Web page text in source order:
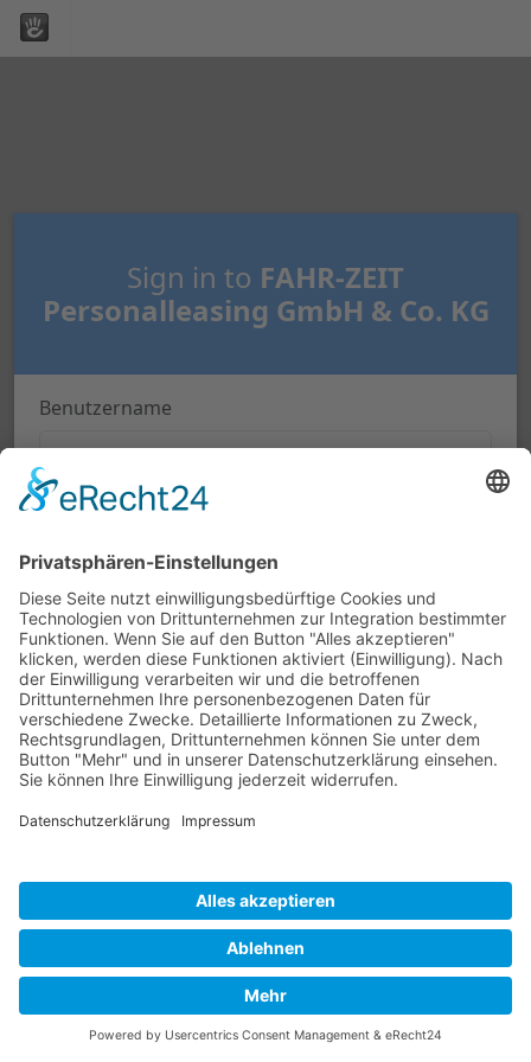
Sign in to FAHR-ZEIT
Personalleasing GmbH & Co. KG
Benutzername
Passwort
Passwort vergessen?
Remember Me
Für 14 Tage angemeldet bleiben
Abbrechen Sign In